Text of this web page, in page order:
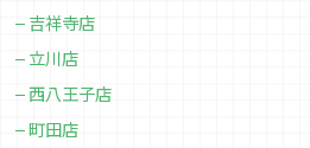
吉祥寺店
立川店
西八王子店
町田店